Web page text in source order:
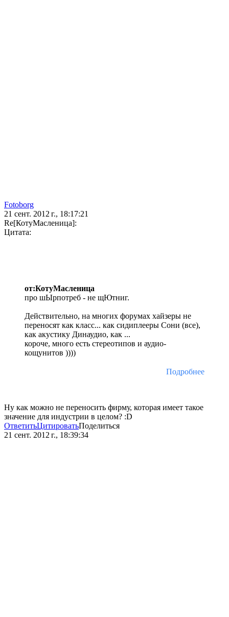
Fotoborg
21 сент. 2012 г., 18:17:21
Re[КотуМасленица]:
Цитата:
от:КотуМасленица
про шЫрпотреб - не щЮтниг.
Действительно, на многих форумах хайзеры не
переносят как класс... как сидиплееры Сони (все),
как акустику Динаудио, как ...
короче, много есть стереотипов и аудио-
кощунитов ))))
Подробнее
Ну как можно не переносить фирму, которая имеет такое
значение для индустрии в целом? :D
ОтветитьЦитироватьПоделиться
21 сент. 2012 г., 18:39:34